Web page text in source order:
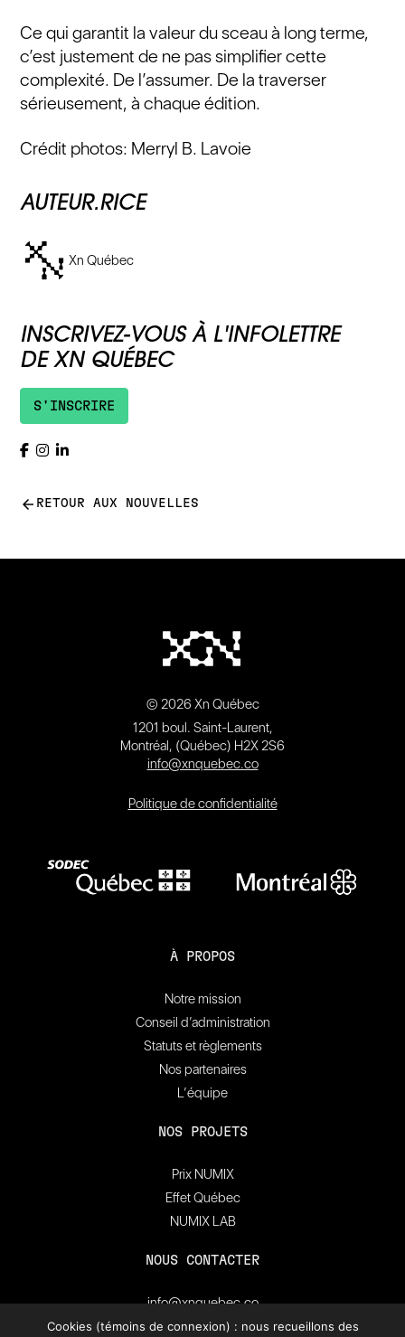
Ce qui garantit la valeur du sceau à long terme,
c’est justement de ne pas simplifier cette
complexité. De l’assumer. De la traverser
sérieusement, à chaque édition.
Crédit photos: Merryl B. Lavoie
AUTEUR.RICE
Xn Québec
INSCRIVEZ-VOUS À L'INFOLETTRE
DE XN QUÉBEC
S'INSCRIRE
arrow_back RETOUR AUX NOUVELLES
© 2026 Xn Québec
1201 boul. Saint-Laurent,
Montréal, (Québec) H2X 2S6
info@xnquebec.co
Politique de confidentialité
À PROPOS
Notre mission
Conseil d’administration
Statuts et règlements
Nos partenaires
L’équipe
NOS PROJETS
Prix NUMIX
Effet Québec
NUMIX LAB
NOUS CONTACTER
info@xnquebec.co
Salle de presse
Cookies (témoins de connexion) : nous recueillons des